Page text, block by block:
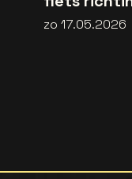
zo 17.05.2026